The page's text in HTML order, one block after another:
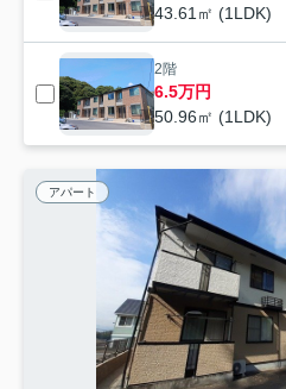
43.61㎡ (1LDK)
2階
6.5万円
50.96㎡ (1LDK)
アパート